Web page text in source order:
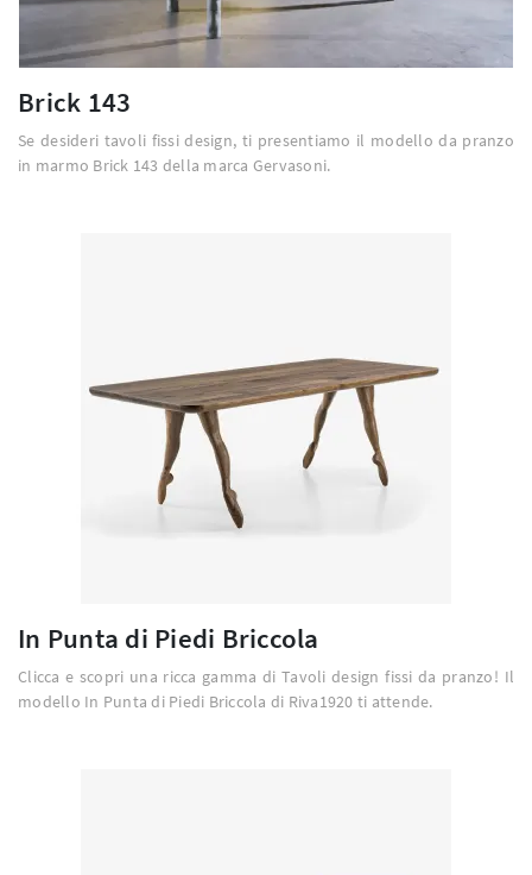
Brick 143
Se desideri tavoli fissi design, ti presentiamo il modello da pranzo
in marmo Brick 143 della marca Gervasoni.
In Punta di Piedi Briccola
Clicca e scopri una ricca gamma di Tavoli design fissi da pranzo! Il
modello In Punta di Piedi Briccola di Riva1920 ti attende.